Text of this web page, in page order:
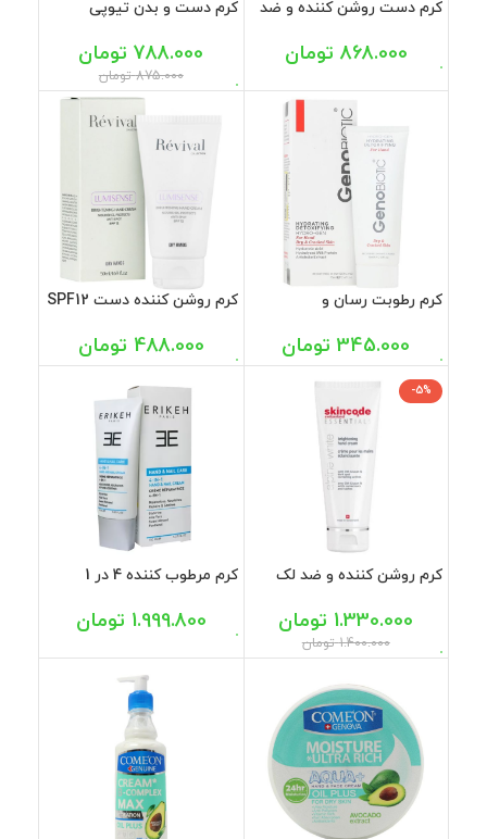
کرم دست روشن کننده و ضد
868.000 تومان
کرم دست و بدن تیوپی
875.000 تومان
788.000 تومان
کرم رطوبت رسان و
پوست های خشک و آتوپیک
ژنوبایوتیک 75 میل
345.000 تومان
کرم روشن کننده دست SPF12
488.000 تومان
-5%
کرم روشن کننده و ضد لک
1.400.000 تومان
1.330.000 تومان
کرم مرطوب کننده 4 در 1
1.999.800 تومان